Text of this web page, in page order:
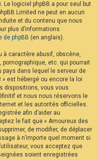
Le logiciel phpBB a pour seul but
Limited ne peut en aucun
et du contenu que nous
plus d’informations
de phpBB (en anglais).
à caractère abusif, obscène,
etc. qui pourrait
dans lequel le serveur de
est hébergé ou encore la loi
dispositions, vous vous
et nous nous réservons le
et les autorités officielles.
afin d’aider au
le fait que « Amoureux des
de modifier, de déplacer
à n’importe quel moment si
vous acceptez que
soient enregistrées